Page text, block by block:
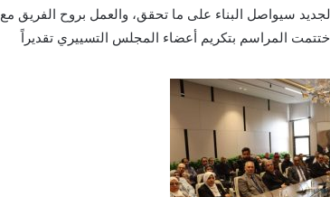
سيواصل البناء على ما تحقق، والعمل بروح الفريق مع
المراسم بتكريم أعضاء المجلس التسييري تقديراً